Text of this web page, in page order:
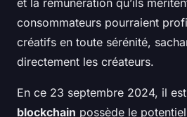
et la rémunération qu’ils
consommateurs pourraient
créatifs en toute sérénité,
directement les créateurs.
En ce 23 septembre 2024, il
blockchain possède le